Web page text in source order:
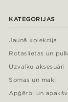
KATEGORIJAS
Jaunā kolekcija
Rotaslietas un
Uzvalku aksesuāri
Somas un maki
Apģērbi un